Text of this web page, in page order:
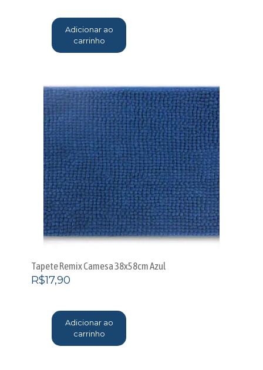
Adicionar ao
carrinho
Tapete Remix Camesa 38x58cm Azul
R$17,90
Adicionar ao
carrinho